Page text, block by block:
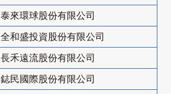
泰來環球股份有限公司
全和盛投資股份有限公司
長禾遠流股份有限公司
鋕民國際股份有限公司